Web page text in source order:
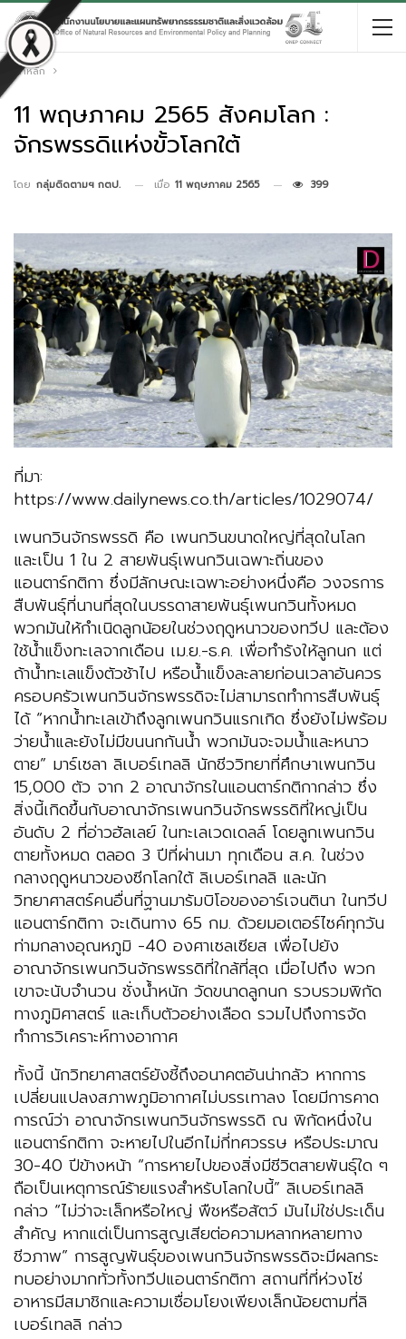
หน้าหลัก
11 พฤษภาคม 2565 สังคมโลก :
จักรพรรดิแห่งขั้วโลกใต้
โดย กลุ่มติดตามฯ กตป. เมื่อ 11 พฤษภาคม 2565 399
ที่มา:
https://www.dailynews.co.th/articles/1029074/
เพนกวินจักรพรรดิ คือ เพนกวินขนาดใหญ่ที่สุดในโลก
และเป็น 1 ใน 2 สายพันธุ์เพนกวินเฉพาะถิ่นของ
แอนตาร์กติกา ซึ่งมีลักษณะเฉพาะอย่างหนึ่งคือ วงจรการ
สืบพันธุ์ที่นานที่สุดในบรรดาสายพันธุ์เพนกวินทั้งหมด
พวกมันให้กำเนิดลูกน้อยในช่วงฤดูหนาวของทวีป และต้อง
ใช้น้ำแข็งทะเลจากเดือน เม.ย.-ธ.ค. เพื่อทำรังให้ลูกนก แต่
ถ้าน้ำทะเลแข็งตัวช้าไป หรือน้ำแข็งละลายก่อนเวลาอันควร
ครอบครัวเพนกวินจักรพรรดิจะไม่สามารถทำการสืบพันธุ์
ได้ “หากน้ำทะเลเข้าถึงลูกเพนกวินแรกเกิด ซึ่งยังไม่พร้อม
ว่ายน้ำและยังไม่มีขนนกกันน้ำ พวกมันจะจมน้ำและหนาว
ตาย” มาร์เซลา ลิเบอร์เทลลิ นักชีววิทยาที่ศึกษาเพนกวิน
15,000 ตัว จาก 2 อาณาจักรในแอนตาร์กติกากล่าว ซึ่ง
สิ่งนี้เกิดขึ้นกับอาณาจักรเพนกวินจักรพรรดิที่ใหญ่เป็น
อันดับ 2 ที่อ่าวฮัลเลย์ ในทะเลเวดเดลล์ โดยลูกเพนกวิน
ตายทั้งหมด ตลอด 3 ปีที่ผ่านมา ทุกเดือน ส.ค. ในช่วง
กลางฤดูหนาวของซีกโลกใต้ ลิเบอร์เทลลิ และนัก
วิทยาศาสตร์คนอื่นที่ฐานมารัมบิโอของอาร์เจนตินา ในทวีป
แอนตาร์กติกา จะเดินทาง 65 กม. ด้วยมอเตอร์ไซค์ทุกวัน
ท่ามกลางอุณหภูมิ -40 องศาเซลเซียส เพื่อไปยัง
อาณาจักรเพนกวินจักรพรรดิที่ใกล้ที่สุด เมื่อไปถึง พวก
เขาจะนับจำนวน ชั่งน้ำหนัก วัดขนาดลูกนก รวบรวมพิกัด
ทางภูมิศาสตร์ และเก็บตัวอย่างเลือด รวมไปถึงการจัด
ทำการวิเคราะห์ทางอากาศ
ทั้งนี้ นักวิทยาศาสตร์ยังชี้ถึงอนาคตอันน่ากลัว หากการ
เปลี่ยนแปลงสภาพภูมิอากาศไม่บรรเทาลง โดยมีการคาด
การณ์ว่า อาณาจักรเพนกวินจักรพรรดิ ณ พิกัดหนึ่งใน
แอนตาร์กติกา จะหายไปในอีกไม่กี่ทศวรรษ หรือประมาณ
30-40 ปีข้างหน้า “การหายไปของสิ่งมีชีวิตสายพันธุ์ใด ๆ
ถือเป็นเหตุการณ์ร้ายแรงสำหรับโลกใบนี้” ลิเบอร์เทลลิ
กล่าว “ไม่ว่าจะเล็กหรือใหญ่ พืชหรือสัตว์ มันไม่ใช่ประเด็น
สำคัญ หากแต่เป็นการสูญเสียต่อความหลากหลายทาง
ชีวภาพ” การสูญพันธุ์ของเพนกวินจักรพรรดิจะมีผลกระ
ทบอย่างมากทั่วทั้งทวีปแอนตาร์กติกา สถานที่ที่ห่วงโซ่
อาหารมีสมาชิกและความเชื่อมโยงเพียงเล็กน้อยตามที่ลิ
เบอร์เทลลิ กล่าว